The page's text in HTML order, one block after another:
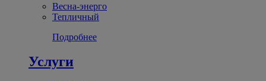
Весна-энерго
Тепличный
Подробнее
Услуги